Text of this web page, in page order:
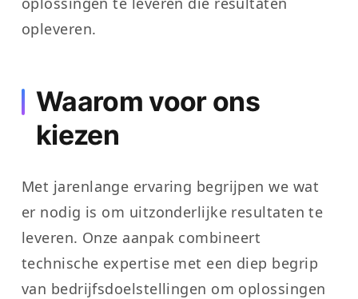
opleveren.
Waarom voor ons
kiezen
Met jarenlange ervaring begrijpen we wat
er nodig is om uitzonderlijke resultaten te
leveren. Onze aanpak combineert
technische expertise met een diep begrip
van bedrijfsdoelstellingen om oplossingen